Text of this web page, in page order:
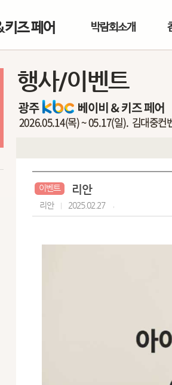
즈 페어 박람회소개
행사/이벤트
이벤트 리안
리안 2025.02.27